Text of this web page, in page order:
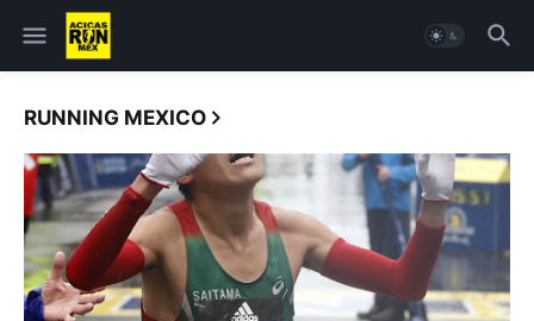
RUNNING MEXICO